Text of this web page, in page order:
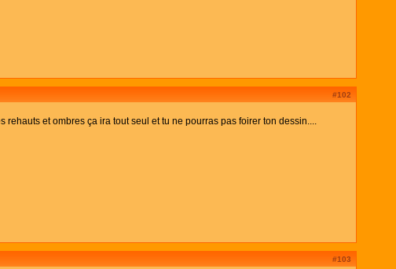
#102
et ombres ça ira tout seul et tu ne pourras pas foirer ton dessin....
#103